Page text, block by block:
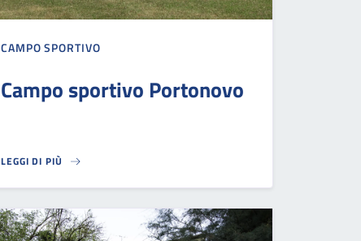
CAMPO SPORTIVO
Campo sportivo Portonovo
LEGGI DI PIÙ
CAMPO SPORTIVO PORTONOVO